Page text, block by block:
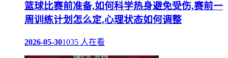
篮球比赛前准备,如何科学热身避免受伤,赛前一
周训练计划怎么定,心理状态如何调整
2026-05-301035 人在看